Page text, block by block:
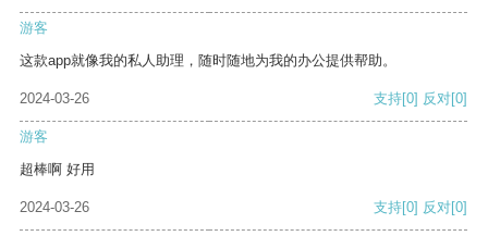
游客
这款app就像我的私人助理，随时随地为我的办公提供帮助。
2024-03-26 支持[0] 反对[0]
游客
超棒啊 好用
2024-03-26 支持[0] 反对[0]